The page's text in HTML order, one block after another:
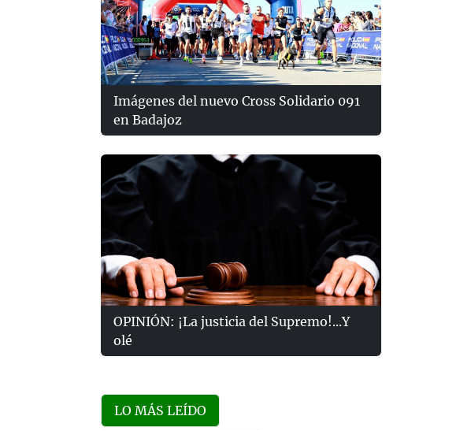
Imágenes del nuevo Cross Solidario 091
en Badajoz
OPINIÓN: ¡La justicia del Supremo!...Y
olé
LO MÁS LEÍDO